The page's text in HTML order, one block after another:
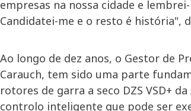
empresas na nossa cidade e
Candidatei-me e o resto é história",
Ao longo de dez anos, o Gestor de
Carauch, tem sido uma parte
rotores de garra a seco DZS VSD+
controlo inteligente que pode ser